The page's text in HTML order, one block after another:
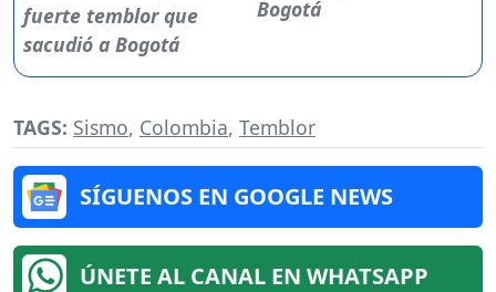
Bogotá
TAGS: Sismo, Colombia, Temblor
SÍGUENOS EN GOOGLE NEWS
ÚNETE AL CANAL EN WHATSAPP